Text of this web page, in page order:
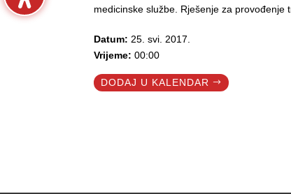
medicinske službe. Rješenje za provođenje
Datum: 25. svi. 2017.
Vrijeme:00:00
DODAJ U KALENDAR